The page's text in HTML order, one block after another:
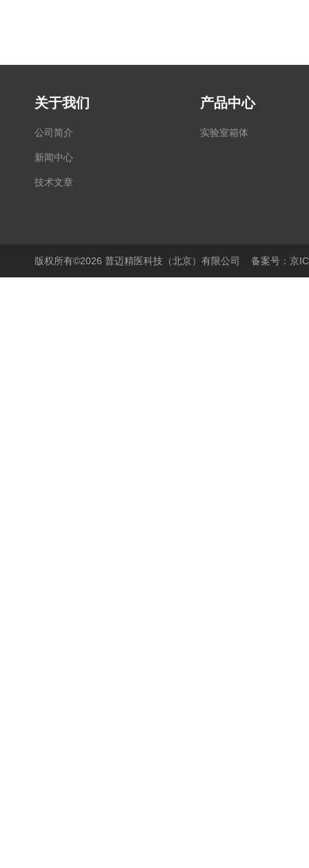
关于我们
公司简介
新闻中心
技术文章
产品中心
实验室箱体
版权所有©2026 普迈精医科技（北京）有限公司 备案号：京